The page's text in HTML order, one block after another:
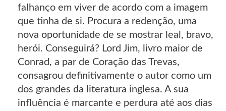
falhanço em viver de acordo com a imagem
que tinha de si. Procura a redenção, uma
nova oportunidade de se mostrar leal, bravo,
herói. Conseguirá? Lord Jim, livro maior de
Conrad, a par de Coração das Trevas,
consagrou definitivamente o autor como um
dos grandes da literatura inglesa. A sua
influência é marcante e perdura até aos dias